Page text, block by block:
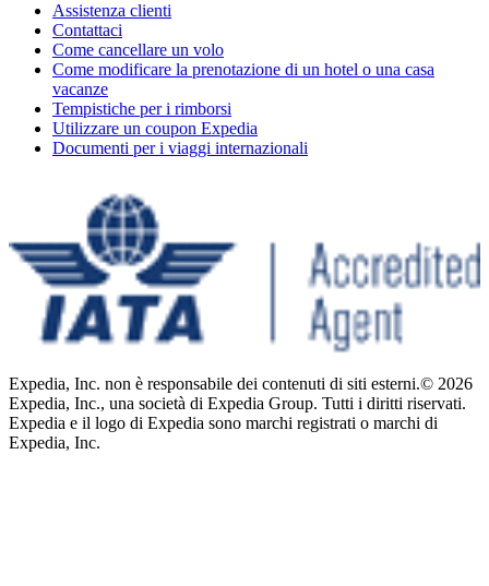
Assistenza clienti
Contattaci
Come cancellare un volo
Come modificare la prenotazione di un hotel o una casa
vacanze
Tempistiche per i rimborsi
Utilizzare un coupon Expedia
Documenti per i viaggi internazionali
Expedia, Inc. non è responsabile dei contenuti di siti esterni.© 2026
Expedia, Inc., una società di Expedia Group. Tutti i diritti riservati.
Expedia e il logo di Expedia sono marchi registrati o marchi di
Expedia, Inc.